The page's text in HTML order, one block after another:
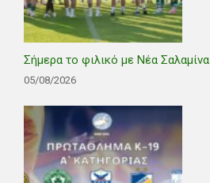
Σήμερα το φιλικό με Νέα Σαλαμίνα
05/08/2026